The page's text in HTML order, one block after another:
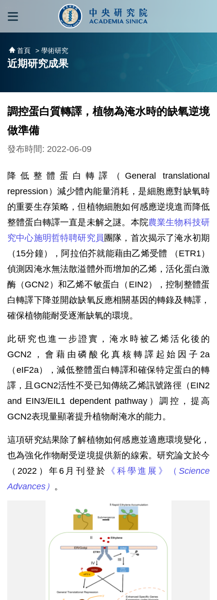
跳到主要內容區塊
首頁 > 學術研究
近期研究成果
調控蛋白質轉譯，植物為淹水時的缺氧逆境
做準備
發布時間: 2022-06-09
降低整體蛋白轉譯（General translational
repression）減少體內能量消耗，是細胞應對缺氧時
的重要生存策略，但植物細胞如何感應逆境進而降低
整體蛋白轉譯一直是未解之謎。本院農業生物科技研
究中心施明哲特聘研究員 團隊，首次揭示了淹水初期
（15分鐘），阿拉伯芥就能藉由乙烯受體 （ETR1）
偵測因淹水無法散溢體外而增加的乙烯，活化蛋白激
酶（GCN2）和乙烯不敏蛋白（EIN2），控制整體蛋
白轉譯下降並開啟缺氧反應相關基因的轉錄及轉譯，
確保植物能耐受逐漸缺氧的環境。
此研究也進一步證實，淹水時被乙烯活化後的
GCN2，會藉由磷酸化真核轉譯起始因子2a
（eIF2a），減低整體蛋白轉譯和確保特定蛋白的轉
譯，且GCN2活性不受已知傳統乙烯訊號路徑（EIN2
and EIN3/EIL1 dependent pathway）調控，提高
GCN2表現量顯著提升植物耐淹水的能力。
這項研究結果除了解植物如何感應並適應環境變化，
也為強化作物耐受逆境提供新的線索。研究論文於今
（2022）年6月刊登於
《科學進展》（ Science
Advances） 。